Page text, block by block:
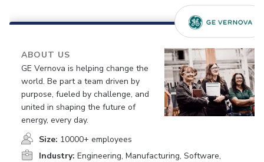
ABOUT US
GE Vernova is helping change the
world. Be part a team driven by
purpose, fueled by challenge, and
united in shaping the future of
energy, every day.
Size: 10000+ employees
Industry: Engineering, Manufacturing, Software,